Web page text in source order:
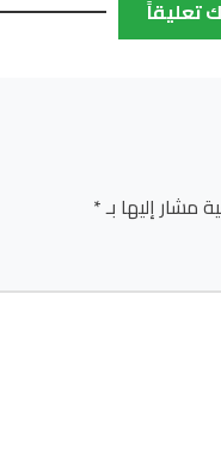
تعليقاً
مشار إليها بـ*